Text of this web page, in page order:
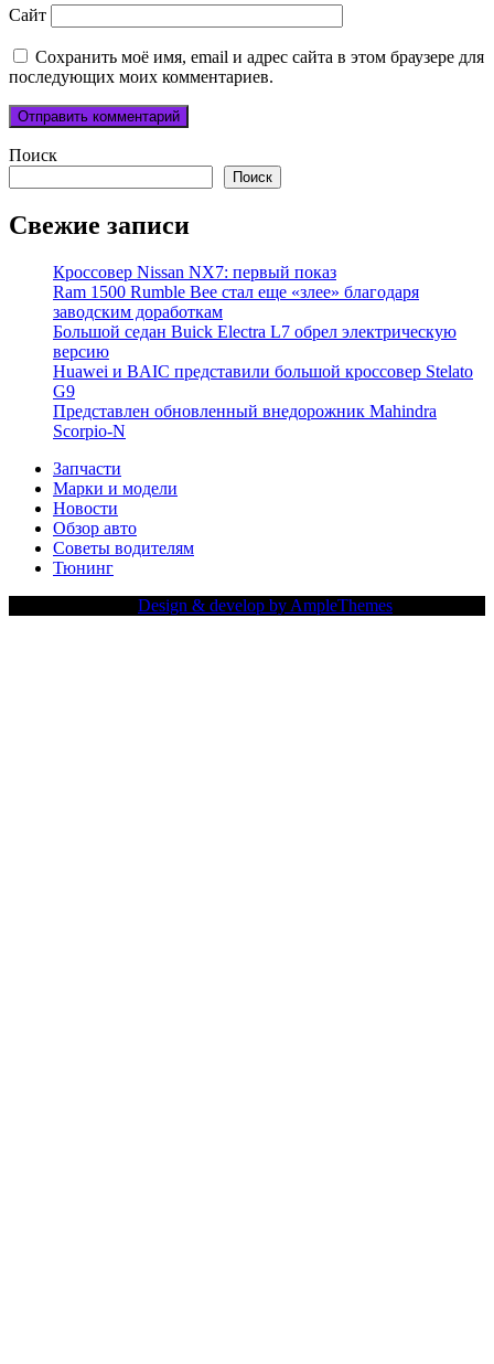
Сайт
Сохранить моё имя, email и адрес сайта в этом браузере для
последующих моих комментариев.
Поиск
Поиск
Свежие записи
Кроссовер Nissan NX7: первый показ
Ram 1500 Rumble Bee стал еще «злее» благодаря
заводским доработкам
Большой седан Buick Electra L7 обрел электрическую
версию
Huawei и BAIC представили большой кроссовер Stelato
G9
Представлен обновленный внедорожник Mahindra
Scorpio-N
Запчасти
Марки и модели
Новости
Обзор авто
Советы водителям
Тюнинг
Design & develop by AmpleThemes